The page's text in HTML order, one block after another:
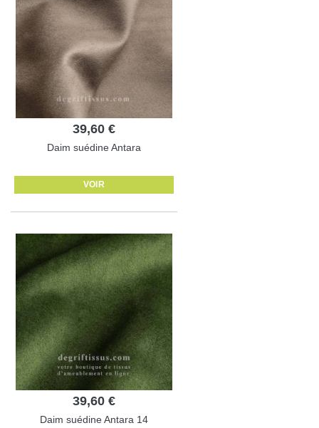
39,60 €
Daim suédine Antara
VOIR
39,60 €
Daim suédine Antara 14